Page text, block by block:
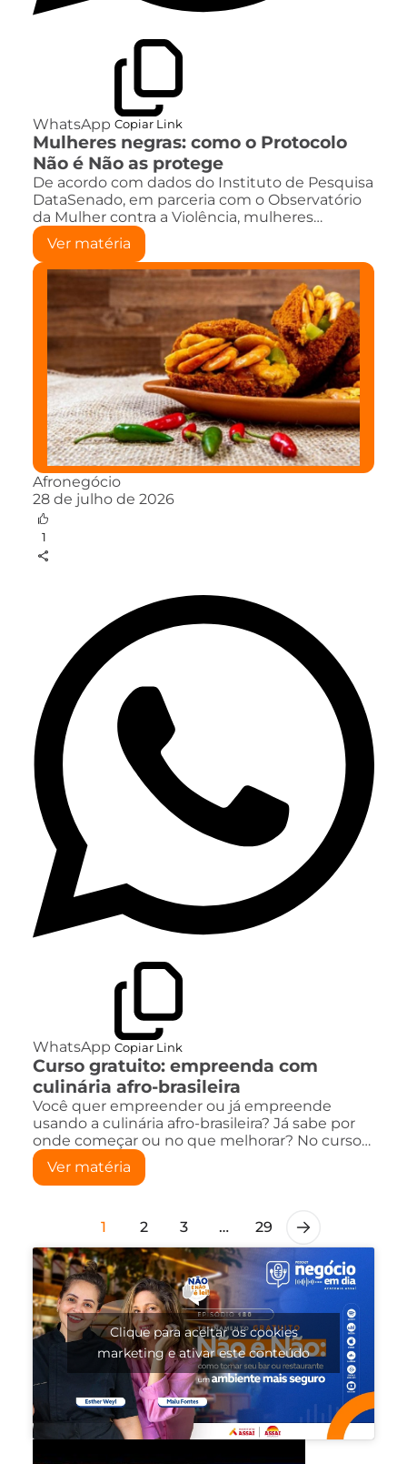
WhatsApp Copiar Link
Mulheres negras: como o Protocolo
Não é Não as protege
De acordo com dados do Instituto de Pesquisa
DataSenado, em parceria com o Observatório
da Mulher contra a Violência, mulheres…
Ver matéria
Afronegócio
28 de julho de 2026
1
WhatsApp Copiar Link
Curso gratuito: empreenda com
culinária afro-brasileira
Você quer empreender ou já empreende
usando a culinária afro-brasileira? Já sabe por
onde começar ou no que melhorar? No curso…
Ver matéria
1 2 3 … 29
Clique para aceitar os cookies
marketing e ativar este conteúdo